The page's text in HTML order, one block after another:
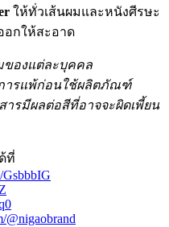
ให้ทั่วเส้นผมและหนังศีรษะ
อกให้สะอาด
ของแต่ละบุคคล
ารแพ้ก่อนใช้ผลิตภัณฑ์
รมีผลต่อสีที่อาจจะผิดเพี้ยน
ที่
GsbbbIG
@nigaobrand